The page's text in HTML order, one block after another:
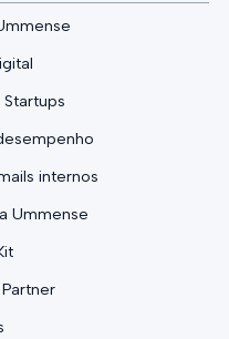
internos
Ummense